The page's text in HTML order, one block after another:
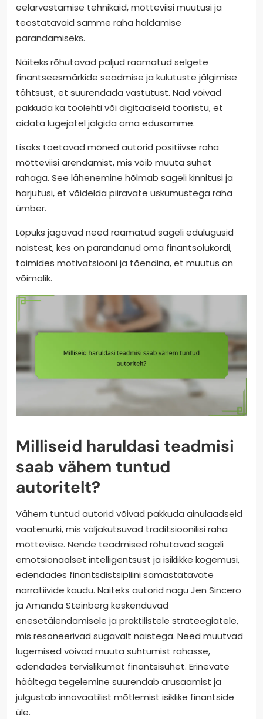
eelarvestamise tehnikaid, mõtteviisi muutusi ja
teostatavaid samme raha haldamise
parandamiseks.
Näiteks rõhutavad paljud raamatud selgete
finantseesmärkide seadmise ja kulutuste jälgimise
tähtsust, et suurendada vastutust. Nad võivad
pakkuda ka töölehti või digitaalseid tööriistu, et
aidata lugejatel jälgida oma edusamme.
Lisaks toetavad mõned autorid positiivse raha
mõtteviisi arendamist, mis võib muuta suhet
rahaga. See lähenemine hõlmab sageli kinnitusi ja
harjutusi, et võidelda piiravate uskumustega raha
ümber.
Lõpuks jagavad need raamatud sageli edulugusid
naistest, kes on parandanud oma finantsolukordi,
toimides motivatsiooni ja tõendina, et muutus on
võimalik.
Milliseid haruldasi teadmisi
saab vähem tuntud
autoritelt?
Vähem tuntud autorid võivad pakkuda ainulaadseid
vaatenurki, mis väljakutsuvad traditsioonilisi raha
mõtteviise. Nende teadmised rõhutavad sageli
emotsionaalset intelligentsust ja isiklikke kogemusi,
edendades finantsdistsipliini samastatavate
narratiivide kaudu. Näiteks autorid nagu Jen Sincero
ja Amanda Steinberg keskenduvad
enesetäiendamisele ja praktilistele strateegiatele,
mis resoneerivad sügavalt naistega. Need muutvad
lugemised võivad muuta suhtumist rahasse,
edendades tervislikumat finantsisuhet. Erinevate
häältega tegelemine suurendab arusaamist ja
julgustab innovaatilist mõtlemist isiklike finantside
üle.